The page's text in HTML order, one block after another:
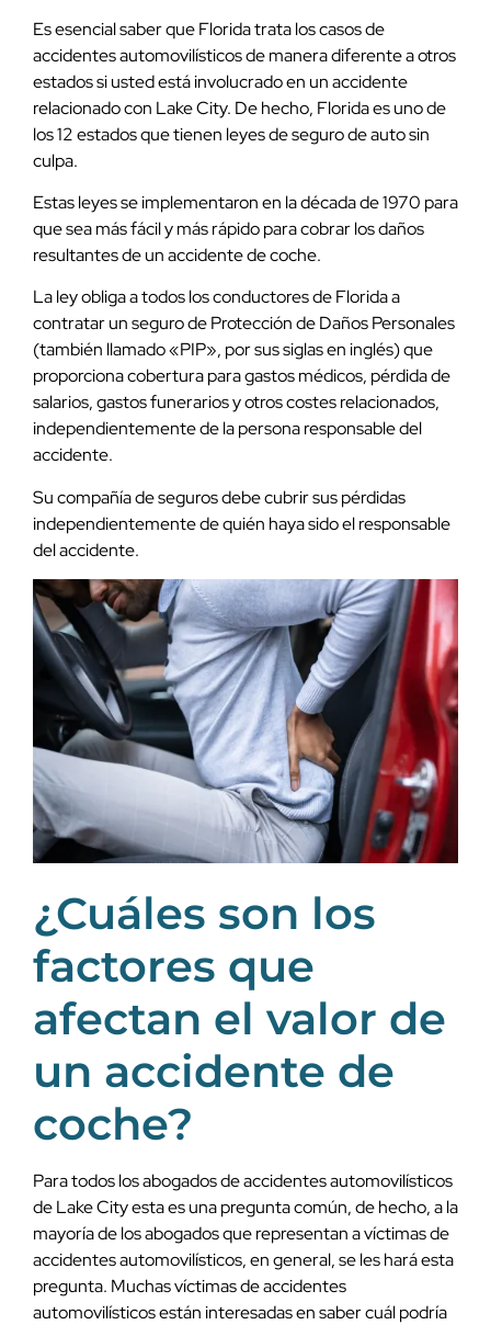
Es esencial saber que Florida trata los casos de
accidentes automovilísticos de manera diferente a otros
estados si usted está involucrado en un accidente
relacionado con Lake City. De hecho, Florida es uno de
los 12 estados que tienen leyes de seguro de auto sin
culpa.
Estas leyes se implementaron en la década de 1970 para
que sea más fácil y más rápido para cobrar los daños
resultantes de un accidente de coche.
La ley obliga a todos los conductores de Florida a
contratar un seguro de Protección de Daños Personales
(también llamado «PIP», por sus siglas en inglés) que
proporciona cobertura para gastos médicos, pérdida de
salarios, gastos funerarios y otros costes relacionados,
independientemente de la persona responsable del
accidente.
Su compañía de seguros debe cubrir sus pérdidas
independientemente de quién haya sido el responsable
del accidente.
¿Cuáles son los
factores que
afectan el valor de
un accidente de
coche?
Para todos los abogados de accidentes automovilísticos
de Lake City esta es una pregunta común, de hecho, a la
mayoría de los abogados que representan a víctimas de
accidentes automovilísticos, en general, se les hará esta
pregunta. Muchas víctimas de accidentes
automovilísticos están interesadas en saber cuál podría